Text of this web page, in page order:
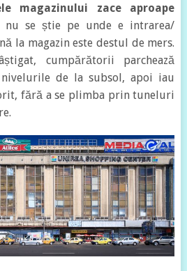
magazinului zace aproape
nu se știe pe unde e intrarea/
la magazin este destul de mers.
cumpărătorii parchează
de la subsol, apoi iau
fără a se plimba prin tuneluri